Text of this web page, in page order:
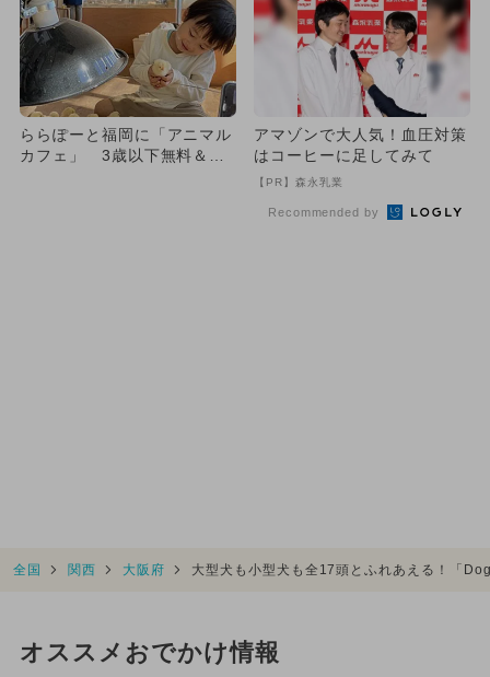
ららぽーと福岡に「アニマル
カフェ」 3歳以下無料＆飲
アマゾンで大人気！血圧対策
はコーヒーに足してみて
【PR】森永乳業
Recommended by
全国 関西 大阪府 大型犬も小型犬も全17頭とふれあえる！「
オススメおでかけ情報